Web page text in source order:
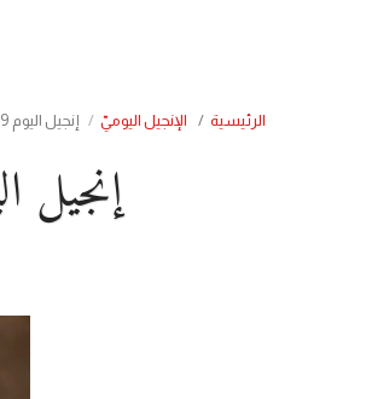
الرئيسية الإنجيل اليوميّ إنجيل اليوم 2021/11/9 - الثلاثاء من أسبوع تقديس البيعة وتجديدها
إنجيل اليوم 2021/11/9 - الثلاثاء من